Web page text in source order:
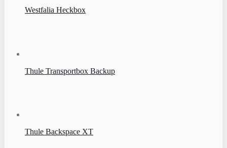
Westfalia Heckbox
Thule Transportbox Backup
Thule Backspace XT